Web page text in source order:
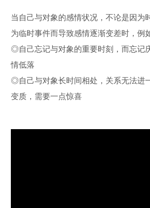
当自己与对象的感情状况，不论是因为
为临时事件而导致感情逐渐变差时，例
◎自己忘记与对象的重要时刻，而忘记
情低落
◎自己与对象长时间相处，关系无法进
变质，需要一点惊喜